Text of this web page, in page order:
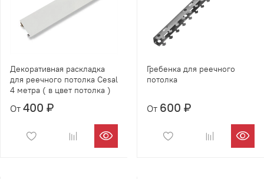
Декоративная раскладка
для реечного потолка Cesal
4 метра ( в цвет потолка )
От 400 ₽
Гребенка для реечного
потолка
От 600 ₽